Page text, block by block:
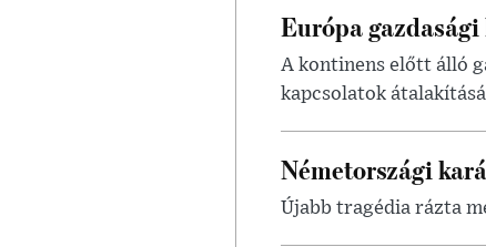
Európa
A kontinens előtt álló
kapcsolatok
Németországi
Újabb tragédia rázta